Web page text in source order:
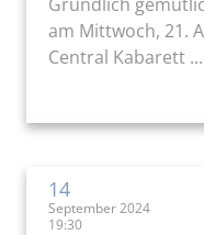
am Mittwoch, 21.
Central Kabarett ...
14
September 2024
19:30